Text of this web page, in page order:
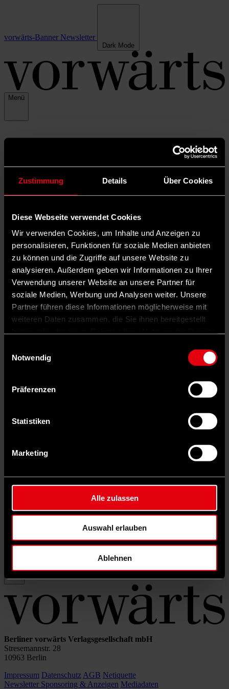
Zustimmung Details Über Cookies
Diese Webseite verwendet Cookies
Wir verwenden Cookies, um Inhalte und Anzeigen zu
personalisieren, Funktionen für soziale Medien anbieten
zu können und die Zugriffe auf unsere Website zu
analysieren. Außerdem geben wir Informationen zu Ihrer
Verwendung unserer Website an unsere Partner für
soziale Medien, Werbung und Analysen weiter. Unsere
Partner führen diese Informationen möglicherweise mit
weiteren Daten zusammen, die Sie ihnen bereitgestellt
Notwendig
Präferenzen
Statistiken
Marketing
Alle zulassen
Auswahl erlauben
Ablehnen
vorwärts-Banner Newsletter
Dark Mode
Menü
Rubrik filtern Schlagwörter filtern Autor*in filtern
Berliner vorwärts Verlagsgesellschaft mbH
Stresemannstr. 28
10963 Berlin
Impressum Datenschutz AGB Netiquette
Newsletter Sponsoring & Anzeigen Mediadaten